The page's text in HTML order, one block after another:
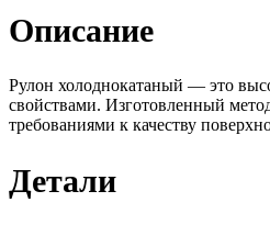
Описание
Рулон холоднокатаный — это
свойствами. Изготовленный
требованиями к качеству
Детали